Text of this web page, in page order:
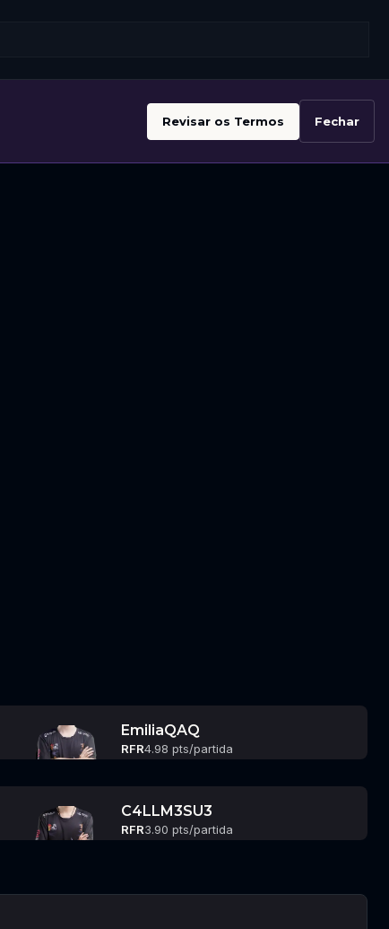
Revisar os Termos Fechar
EmiliaQAQ
RFR4.98 pts/partida
C4LLM3SU3
RFR3.90 pts/partida